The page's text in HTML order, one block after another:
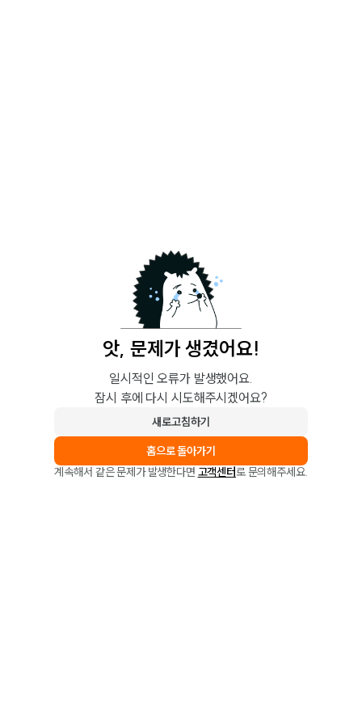
앗, 문제가 생겼어요!
일시적인 오류가 발생했어요.
잠시 후에 다시 시도해주시겠어요?
새로고침하기
홈으로 돌아가기
계속해서 같은 문제가 발생한다면 고객센터로 문의해주세요.